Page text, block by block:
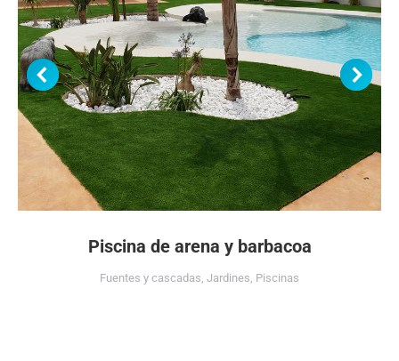
Piscina de arena y barbacoa
Fuentes y cascadas Jardines Piscinas